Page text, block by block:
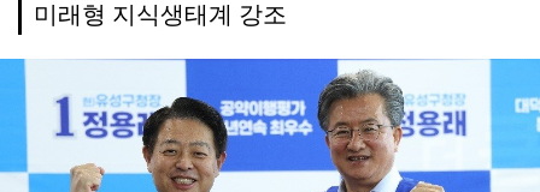
미래형 지식생태계 강조